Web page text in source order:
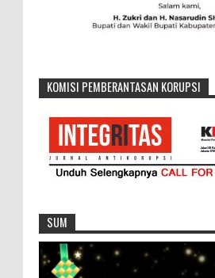
KOMISI PEMBERANTASAN KORUPSI
SUM